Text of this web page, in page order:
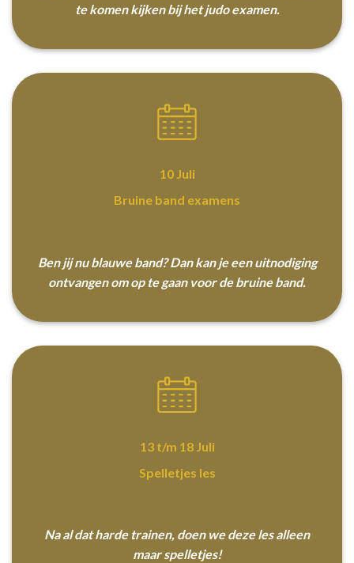
te komen kijken bij het judo examen.
10 Juli
Bruine band examens
Ben jij nu blauwe band? Dan kan je een uitnodiging
ontvangen om op te gaan voor de bruine band.
13 t/m 18 Juli
Spelletjes les
Na al dat harde trainen, doen we deze les alleen
maar spelletjes!